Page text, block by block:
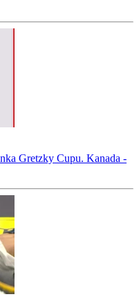
Gretzky Cupu. Kanada -